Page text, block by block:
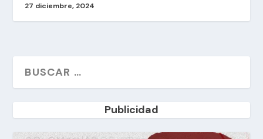
27 diciembre, 2024
Publicidad